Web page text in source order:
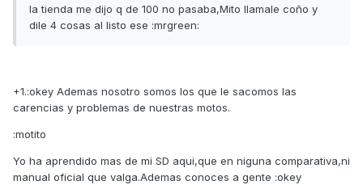
la tienda me dijo q de 100 no pasaba,Mito llamale coño y
dile 4 cosas al listo ese :mrgreen:
+1.:okey Ademas nosotro somos los que le sacomos las
carencias y problemas de nuestras motos.
:motito
Yo ha aprendido mas de mi SD aqui,que en niguna comparativa,ni
manual oficial que valga.Ademas conoces a gente :okey